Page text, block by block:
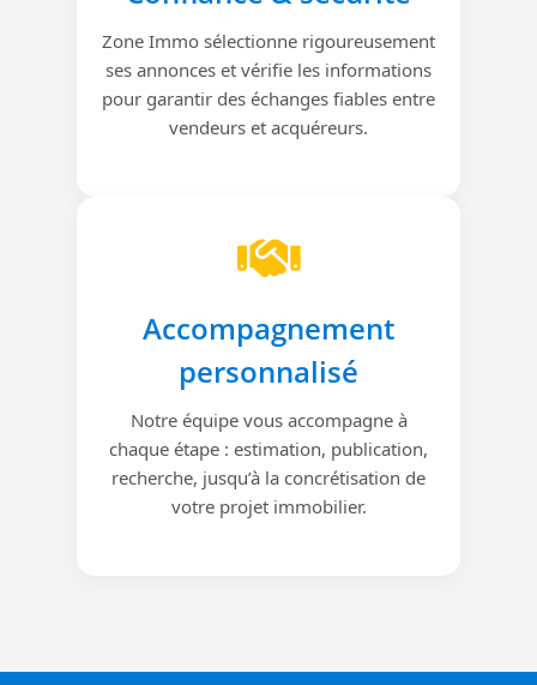
Zone Immo sélectionne rigoureusement
ses annonces et vérifie les informations
pour garantir des échanges fiables entre
vendeurs et acquéreurs.
Accompagnement
personnalisé
Notre équipe vous accompagne à
chaque étape : estimation, publication,
recherche, jusqu’à la concrétisation de
votre projet immobilier.